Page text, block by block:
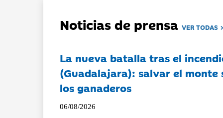
Noticias de prensaVER TODAS
La nueva batalla tras el
(Guadalajara): salvar el monte
los ganaderos
06/08/2026